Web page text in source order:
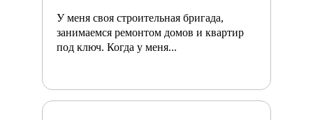
У меня своя строительная бригада,
занимаемся ремонтом домов и квартир
под ключ. Когда у меня...